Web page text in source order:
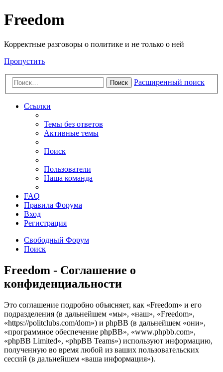
Freedom
Корректные разговоры о политике и не только о ней
Пропустить
Поиск Расширенный поиск
Ссылки
Темы без ответов
Активные темы
Поиск
Пользователи
Наша команда
FAQ
Правила Форума
Вход
Регистрация
Свободный Форум
Поиск
Freedom - Соглашение о
конфиденциальности
Это соглашение подробно объясняет, как «Freedom» и его
подразделения (в дальнейшем «мы», «наш», «Freedom»,
«https://politclubs.com/dom») и phpBB (в дальнейшем «они»,
«программное обеспечение phpBB», «www.phpbb.com»,
«phpBB Limited», «phpBB Teams») используют информацию,
полученную во время любой из ваших пользовательских
сессий (в дальнейшем «ваша информация»).